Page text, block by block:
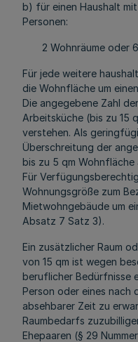
b) für einen Haushalt
Personen:
2 Wohnräume oder
Für jede weitere
die Wohnfläche um
Die angegebene Zahl
Arbeitsküche (bis zu 15
verstehen. Als
Überschreitung der
bis zu 5 qm Wohnfläche
Für
Wohnungsgröße zum
Mietwohngebäude um
Absatz 7 Satz 3).
Ein zusätzlicher Raum
von 15 qm ist wegen
beruflicher Bedürfnisse
Person oder eines nach
absehbarer Zeit zu
Raumbedarfs
Ehepaaren (§ 29